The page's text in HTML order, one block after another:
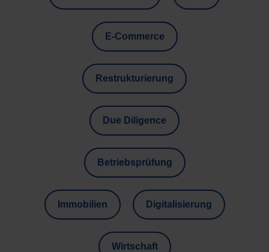
E-Commerce
Restrukturierung
Due Diligence
Betriebsprüfung
Immobilien Digitalisierung
Wirtschaft